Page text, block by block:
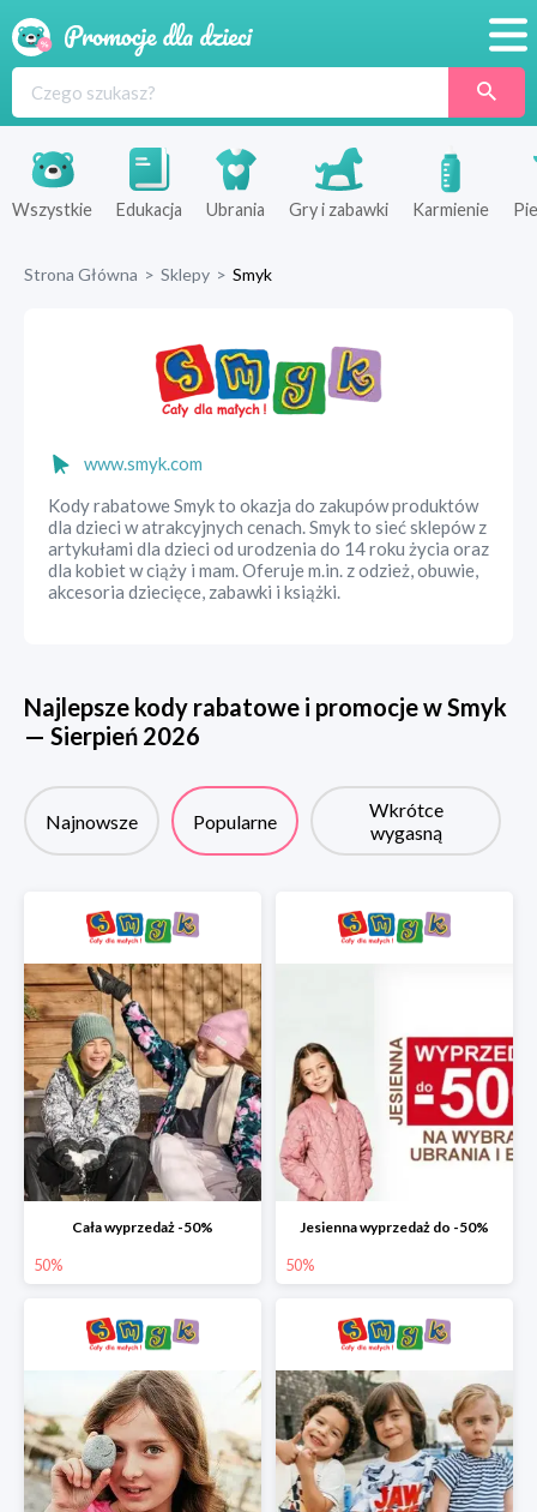
Produkty
Sklepy
Wszystkie Edukacja Ubrania Gry i zabawki Karmienie
Strona Główna > Sklepy > Smyk
www.smyk.com
Kody rabatowe Smyk to okazja do zakupów produktów
dla dzieci w atrakcyjnych cenach. Smyk to sieć sklepów z
artykułami dla dzieci od urodzenia do 14 roku życia oraz
dla kobiet w ciąży i mam. Oferuje m.in. z odzież, obuwie,
akcesoria dziecięce, zabawki i książki.
Najlepsze kody rabatowe i promocje wSmyk
— Sierpień 2026
Najnowsze Popularne
Wkrótce
wygasną
Cała wyprzedaż -50%
50%
Jesienna wyprzedaż do -50%
50%